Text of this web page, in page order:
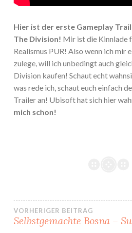
Hier ist der erste Gameplay
The Division! Mir ist die Kinnlade
Realismus PUR! Also wenn ich mir
zulege, will ich unbedingt auch
Division kaufen! Schaut echt
was rede ich, schaut euch einfach
Trailer an! Ubisoft hat sich hier
mich schon!
VORHERIGER BEITRAG
Selbstgemachte Bosna –